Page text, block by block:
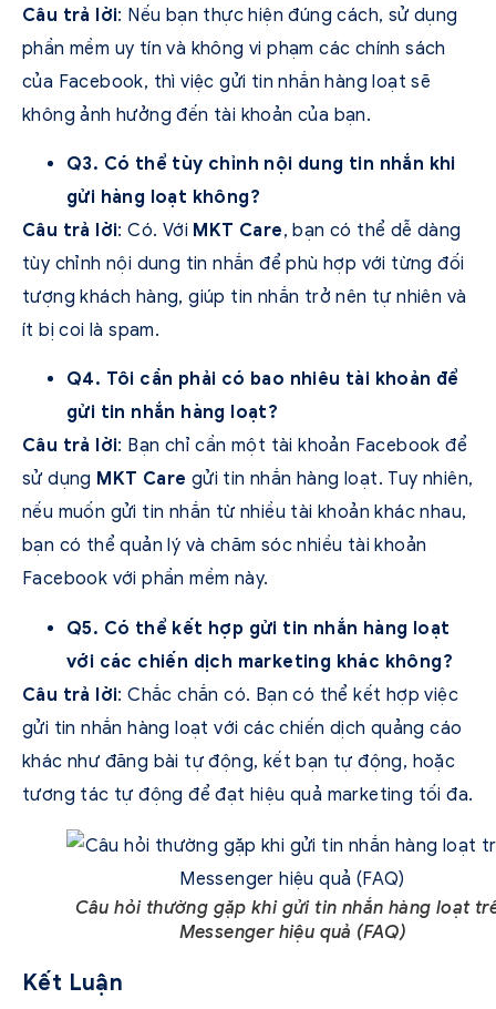
Câu trả lời: Nếu bạn thực hiện đúng cách, sử dụng
phần mềm uy tín và không vi phạm các chính sách
của Facebook, thì việc gửi tin nhắn hàng loạt sẽ
không ảnh hưởng đến tài khoản của bạn.
Q3. Có thể tùy chỉnh nội dung tin nhắn khi
gửi hàng loạt không?
Câu trả lời: Có. Với MKT Care, bạn có thể dễ dàng
tùy chỉnh nội dung tin nhắn để phù hợp với từng đối
tượng khách hàng, giúp tin nhắn trở nên tự nhiên và
ít bị coi là spam.
Q4. Tôi cần phải có bao nhiêu tài khoản để
gửi tin nhắn hàng loạt?
Câu trả lời: Bạn chỉ cần một tài khoản Facebook để
sử dụng MKT Care gửi tin nhắn hàng loạt. Tuy nhiên,
nếu muốn gửi tin nhắn từ nhiều tài khoản khác nhau,
bạn có thể quản lý và chăm sóc nhiều tài khoản
Facebook với phần mềm này.
Q5. Có thể kết hợp gửi tin nhắn hàng loạt
với các chiến dịch marketing khác không?
Câu trả lời: Chắc chắn có. Bạn có thể kết hợp việc
gửi tin nhắn hàng loạt với các chiến dịch quảng cáo
khác như đăng bài tự động, kết bạn tự động, hoặc
tương tác tự động để đạt hiệu quả marketing tối đa.
Câu hỏi thường gặp khi gửi tin nhắn hàng loạt
Messenger hiệu quả (FAQ)
Kết Luận